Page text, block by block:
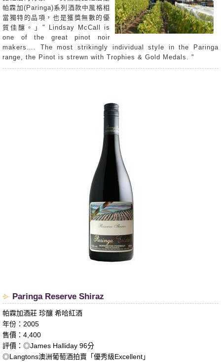
帕霖加(Paringa)系列酒款中風格相
當獨特的品項，也是獲獎無數的優
質佳釀。」" Lindsay McCall is
one of the great pinot noir
makers…. The most strikingly individual style in the Paringa
range, the Pinot is strewn with Trophies & Gold Medals. "
​Paringa Reserve Shiraz
帕霖加酒莊 珍釀 希哈紅酒
年份：2005
售價：4,400
評價：◎James Halliday 96分
◎Langtons澳洲葡萄酒拍賣「優秀級Excellent」